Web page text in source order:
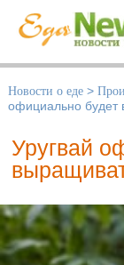
Новости о еде >
официально будет
Уругвай